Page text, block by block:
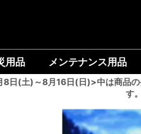
用品 メンテナンス用品
日(土)～8月16日(日)>中は商品
す。